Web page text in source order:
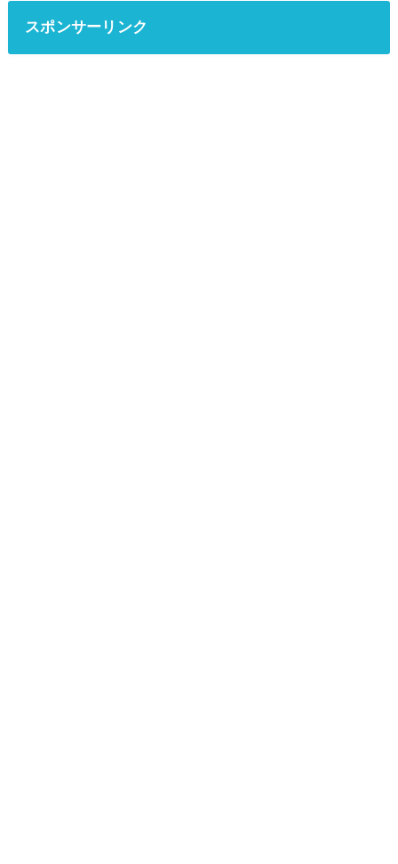
スポンサーリンク